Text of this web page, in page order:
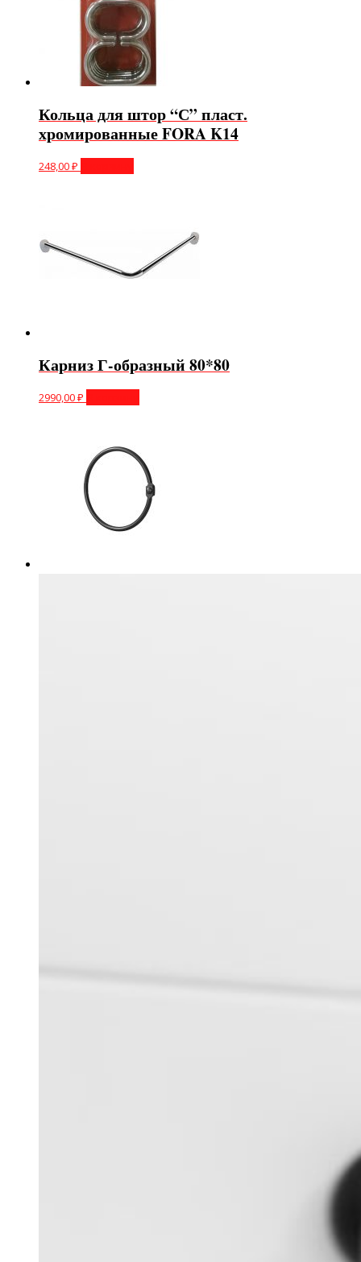
Кольца для штор “С” пласт.
хромированные FORA K14
248,00₽
Карниз Г-образный 80*80
2990,00₽